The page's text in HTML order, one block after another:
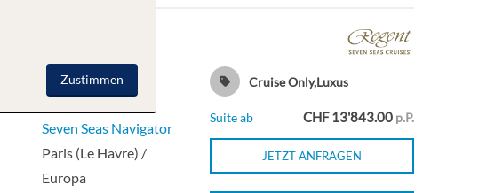
12.08.2026
Seven Seas Navigator
Paris (Le Havre) /
Europa
Cruise Only,Luxus
Suite ab CHF 13'843.00 p.P.
JETZT ANFRAGEN
Zustimmen